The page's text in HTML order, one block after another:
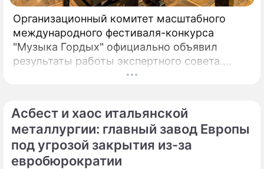
Организационный комитет масштабного
международного фестиваля-конкурса
"Музыка Гордых" официально объявил
результаты работы экспертного совета.
После длительного и тщательного изучения
исполнителей.
Асбест и хаос итальянской
металлургии: главный завод Европы
под угрозой закрытия из-за
евробюрократии